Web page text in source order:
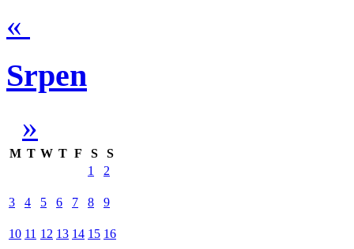
«
Srpen
»
M T W T F S
S
1
2
3 4 5 6 7 8 9
10 11 12 13 14 15 16